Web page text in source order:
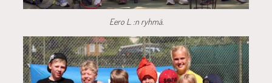
Eero L. :n ryhmä.